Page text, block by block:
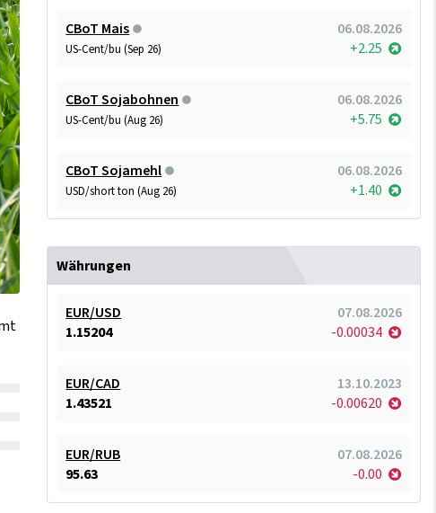
CBoT Mais 06.08.2026
US-Cent/bu (Sep 26) +2.25
CBoT Sojabohnen 06.08.2026
US-Cent/bu (Aug 26) +5.75
CBoT Sojamehl 06.08.2026
USD/short ton (Aug 26) +1.40
Währungen
EUR/USD
07.08.2026
1.15204
-0.00034
EUR/CAD
13.10.2023
1.43521
-0.00620
EUR/RUB
07.08.2026
95.63
-0.00